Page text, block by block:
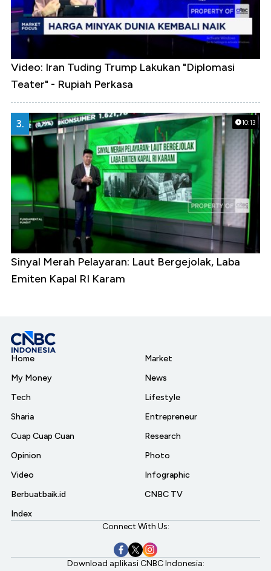
Video: Iran Tuding Trump Lakukan "Diplomasi
Teater" - Rupiah Perkasa
10:13
3.
Sinyal Merah Pelayaran: Laut Bergejolak, Laba
Emiten Kapal RI Karam
Home
My Money
Tech
Sharia
Cuap Cuap Cuan
Opinion
Video
Berbuatbaik.id
Index
Market
News
Lifestyle
Entrepreneur
Research
Photo
Infographic
CNBC TV
Connect With Us:
Download aplikasi CNBC Indonesia: